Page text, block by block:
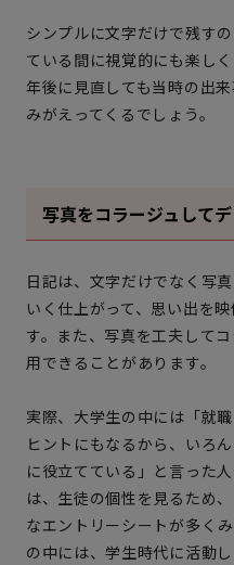
シンプルに文字だけで残す
ている間に視覚的にも楽し
年後に見直しても当時の出
みがえってくるでしょう。
写真をコラージュして
日記は、文字だけでなく写
いく仕上がって、思い出を
す。また、写真を工夫して
用できることがあります。
実際、大学生の中には「就
ヒントにもなるから、いろ
に役立てている」と言った
は、生徒の個性を見るため
なエントリーシートが多く
の中には、学生時代に活動